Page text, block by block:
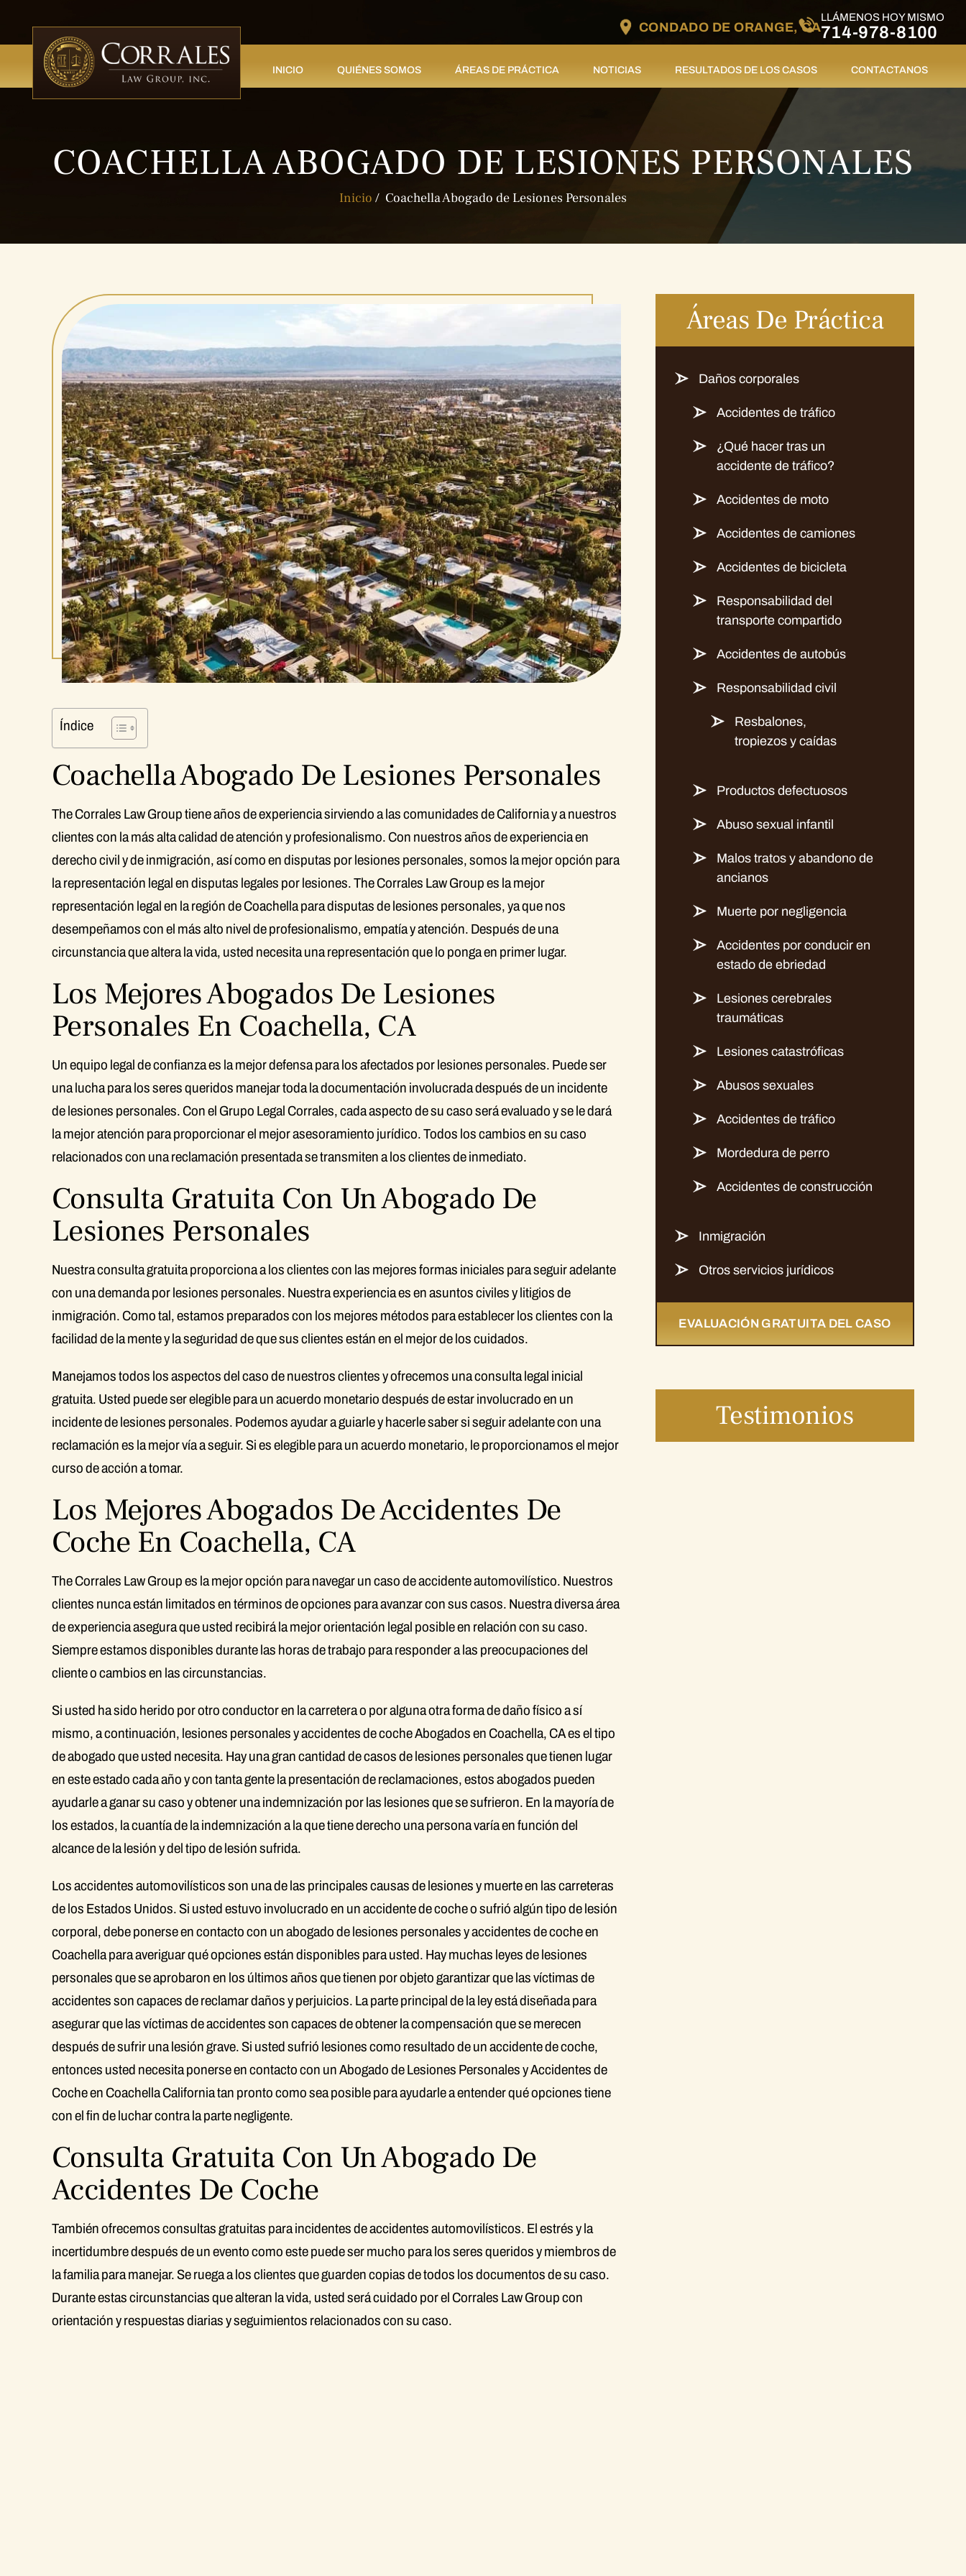
CONDADO DE ORANGE, CA
LLÁMENOS HOY MISMO
714-978-8100
INICIO QUIÉNES SOMOS ÁREAS DE PRÁCTICA NOTICIAS RESULTADOS DE LOS CASOS CONTACTANOS
COACHELLA ABOGADO DE LESIONES PERSONALES
Inicio / Coachella Abogado de Lesiones Personales
Índice
Coachella Abogado De Lesiones Personales
The Corrales Law Group tiene años de experiencia sirviendo a las comunidades de California y a nuestros
clientes con la más alta calidad de atención y profesionalismo. Con nuestros años de experiencia en
derecho civil y de inmigración, así como en disputas por lesiones personales, somos la mejor opción para
la representación legal en disputas legales por lesiones. The Corrales Law Group es la mejor
representación legal en la región de Coachella para disputas de lesiones personales, ya que nos
desempeñamos con el más alto nivel de profesionalismo, empatía y atención. Después de una
circunstancia que altera la vida, usted necesita una representación que lo ponga en primer lugar.
Los Mejores Abogados De Lesiones
Personales En Coachella, CA
Un equipo legal de confianza es la mejor defensa para los afectados por lesiones personales. Puede ser
una lucha para los seres queridos manejar toda la documentación involucrada después de un incidente
de lesiones personales. Con el Grupo Legal Corrales, cada aspecto de su caso será evaluado y se le dará
la mejor atención para proporcionar el mejor asesoramiento jurídico. Todos los cambios en su caso
relacionados con una reclamación presentada se transmiten a los clientes de inmediato.
Consulta Gratuita Con Un Abogado De
Lesiones Personales
Nuestra consulta gratuita proporciona a los clientes con las mejores formas iniciales para seguir adelante
con una demanda por lesiones personales. Nuestra experiencia es en asuntos civiles y litigios de
inmigración. Como tal, estamos preparados con los mejores métodos para establecer los clientes con la
facilidad de la mente y la seguridad de que sus clientes están en el mejor de los cuidados.
Manejamos todos los aspectos del caso de nuestros clientes y ofrecemos una consulta legal inicial
gratuita. Usted puede ser elegible para un acuerdo monetario después de estar involucrado en un
incidente de lesiones personales. Podemos ayudar a guiarle y hacerle saber si seguir adelante con una
reclamación es la mejor vía a seguir. Si es elegible para un acuerdo monetario, le proporcionamos el mejor
curso de acción a tomar.
Los Mejores Abogados De Accidentes De
Coche En Coachella, CA
The Corrales Law Group es la mejor opción para navegar un caso de accidente automovilístico. Nuestros
clientes nunca están limitados en términos de opciones para avanzar con sus casos. Nuestra diversa área
de experiencia asegura que usted recibirá la mejor orientación legal posible en relación con su caso.
Siempre estamos disponibles durante las horas de trabajo para responder a las preocupaciones del
cliente o cambios en las circunstancias.
Si usted ha sido herido por otro conductor en la carretera o por alguna otra forma de daño físico a sí
mismo, a continuación, lesiones personales y accidentes de coche Abogados en Coachella, CA es el tipo
de abogado que usted necesita. Hay una gran cantidad de casos de lesiones personales que tienen lugar
en este estado cada año y con tanta gente la presentación de reclamaciones, estos abogados pueden
ayudarle a ganar su caso y obtener una indemnización por las lesiones que se sufrieron. En la mayoría de
los estados, la cuantía de la indemnización a la que tiene derecho una persona varía en función del
alcance de la lesión y del tipo de lesión sufrida.
Los accidentes automovilísticos son una de las principales causas de lesiones y muerte en las carreteras
de los Estados Unidos. Si usted estuvo involucrado en un accidente de coche o sufrió algún tipo de lesión
corporal, debe ponerse en contacto con un abogado de lesiones personales y accidentes de coche en
Coachella para averiguar qué opciones están disponibles para usted. Hay muchas leyes de lesiones
personales que se aprobaron en los últimos años que tienen por objeto garantizar que las víctimas de
accidentes son capaces de reclamar daños y perjuicios. La parte principal de la ley está diseñada para
asegurar que las víctimas de accidentes son capaces de obtener la compensación que se merecen
después de sufrir una lesión grave. Si usted sufrió lesiones como resultado de un accidente de coche,
entonces usted necesita ponerse en contacto con un Abogado de Lesiones Personales y Accidentes de
Coche en Coachella California tan pronto como sea posible para ayudarle a entender qué opciones tiene
con el fin de luchar contra la parte negligente.
Consulta Gratuita Con Un Abogado De
Accidentes De Coche
También ofrecemos consultas gratuitas para incidentes de accidentes automovilísticos. El estrés y la
incertidumbre después de un evento como este puede ser mucho para los seres queridos y miembros de
la familia para manejar. Se ruega a los clientes que guarden copias de todos los documentos de su caso.
Durante estas circunstancias que alteran la vida, usted será cuidado por el Corrales Law Group con
orientación y respuestas diarias y seguimientos relacionados con su caso.
Áreas De Práctica
Daños corporales
Accidentes de tráfico
¿Qué hacer tras un
accidente de tráfico?
Accidentes de moto
Accidentes de camiones
Accidentes de bicicleta
Responsabilidad del
transporte compartido
Accidentes de autobús
Responsabilidad civil
Resbalones,
tropiezos y caídas
Productos defectuosos
Abuso sexual infantil
Malos tratos y abandono de
ancianos
Muerte por negligencia
Accidentes por conducir en
estado de ebriedad
Lesiones cerebrales
traumáticas
Lesiones catastróficas
Abusos sexuales
Accidentes de tráfico
Mordedura de perro
Accidentes de construcción
Inmigración
Otros servicios jurídicos
EVALUACIÓN GRATUITA DEL CASO
Testimonios